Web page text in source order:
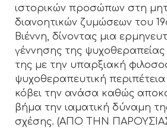
ιστορικών προσώπων στη
διανοητικών ζυμώσεων του
Βιέννη, δίνοντας μια
γέννησης της ψυχοθεραπείας
της με την υπαρξιακή
ψυχοθεραπευτική περιπέτεια
κόβει την ανάσα καθώς
βήμα την ιαματική δύναμη
σχέσης. (ΑΠΟ ΤΗΝ